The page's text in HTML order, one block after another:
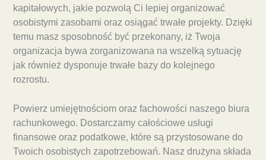
kapitałowych, jakie pozwolą Ci lepiej organizować
osobistymi zasobami oraz osiągać trwałe projekty. Dzięki
temu masz sposobność być przekonany, iż Twoja
organizacja bywa zorganizowana na wszelką sytuację
jak również dysponuje trwałe bazy do kolejnego
rozrostu.
Powierz umiejętnościom oraz fachowości naszego biura
rachunkowego. Dostarczamy całościowe usługi
finansowe oraz podatkowe, które są przystosowane do
Twoich osobistych zapotrzebowań. Nasz drużyna składa